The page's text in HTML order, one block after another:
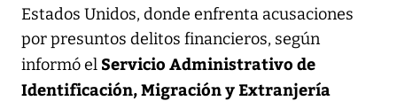
Estados Unidos, donde enfrenta acusaciones
por presuntos delitos financieros, según
informó el Servicio Administrativo de
Identificación, Migración y Extranjería